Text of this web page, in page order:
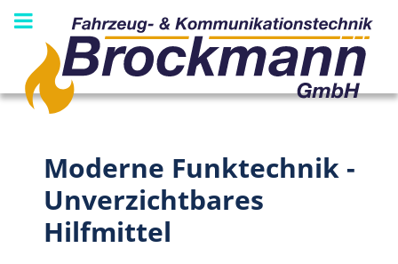
Moderne Funktechnik -
Unverzichtbares
Hilfmittel